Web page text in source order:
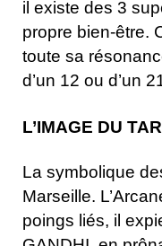
il existe des 3
propre bien-être.
toute sa
d’un 12 ou d’un
L’IMAGE DU
La symbolique
Marseille.
poings liés, il